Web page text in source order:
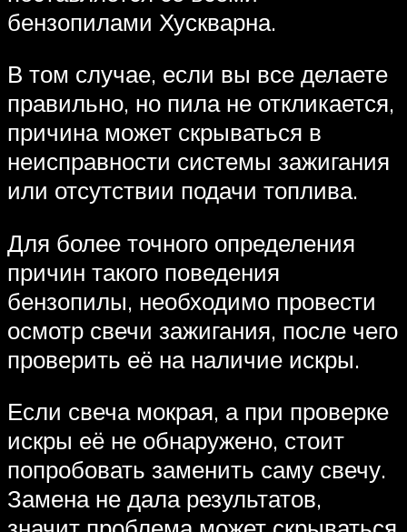
бензопилами Хускварна.
В том случае, если вы все делаете
правильно, но пила не откликается,
причина может скрываться в
неисправности системы зажигания
или отсутствии подачи топлива.
Для более точного определения
причин такого поведения
бензопилы, необходимо провести
осмотр свечи зажигания, после чего
проверить её на наличие искры.
Если свеча мокрая, а при проверке
искры её не обнаружено, стоит
попробовать заменить саму свечу.
Замена не дала результатов,